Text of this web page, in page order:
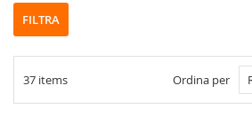
37 items Ordina per
FILTRA